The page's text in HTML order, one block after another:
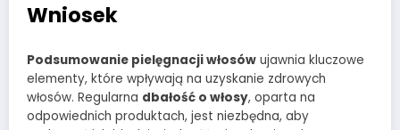
Wniosek
Podsumowanie pielęgnacji włosów ujawnia kluczowe
elementy, które wpływają na uzyskanie zdrowych
włosów. Regularna dbałość o włosy, oparta na
odpowiednich produktach, jest niezbędna, aby